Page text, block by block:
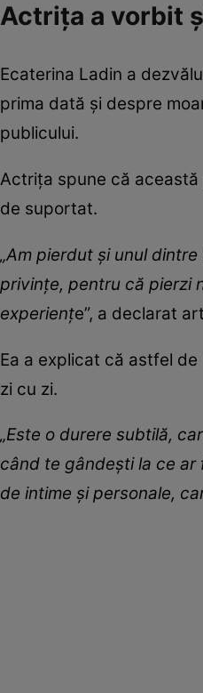
Actrița a vorbit
Ecaterina Ladin a
prima dată și despre
publicului.
Actrița spune că
de suportat.
„Am pierdut și unul
privințe, pentru că pierzi
experiențe”, a declarat
Ea a explicat că astfel
zi cu zi.
„Este o durere subtilă,
când te gândești la ce
de intime și personale,